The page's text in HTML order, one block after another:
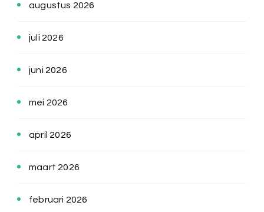
augustus 2026
juli 2026
juni 2026
mei 2026
april 2026
maart 2026
februari 2026